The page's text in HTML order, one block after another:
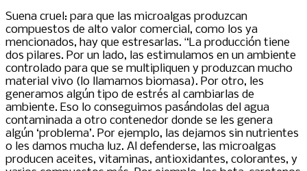
Suena cruel: para que las microalgas produzcan
compuestos de alto valor comercial, como los ya
mencionados, hay que estresarlas. “La producción tiene
dos pilares. Por un lado, las estimulamos en un ambiente
controlado para que se multipliquen y produzcan mucho
material vivo (lo llamamos biomasa). Por otro, les
generamos algún tipo de estrés al cambiarlas de
ambiente. Eso lo conseguimos pasándolas del agua
contaminada a otro contenedor donde se les genera
algún ‘problema’. Por ejemplo, las dejamos sin nutrientes
o les damos mucha luz. Al defenderse, las microalgas
producen aceites, vitaminas, antioxidantes, colorantes, y